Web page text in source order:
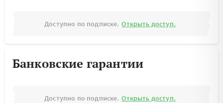
Доступно по подписке. Открыть доступ.
Банковские гарантии
Доступно по подписке. Открыть доступ.